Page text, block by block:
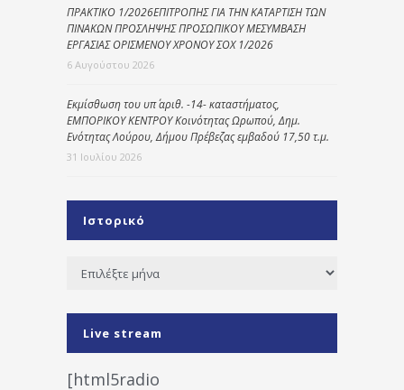
ΠΡΑΚΤΙΚΟ 1/2026ΕΠΙΤΡΟΠΗΣ ΓΙΑ ΤΗΝ ΚΑΤΑΡΤΙΣΗ ΤΩΝ
ΠΙΝΑΚΩΝ ΠΡΟΣΛΗΨΗΣ ΠΡΟΣΩΠΙΚΟΥ ΜΕΣΥΜΒΑΣΗ
ΕΡΓΑΣΙΑΣ ΟΡΙΣΜΕΝΟΥ ΧΡΟΝΟΥ ΣΟΧ 1/2026
6 Αυγούστου 2026
Εκμίσθωση του υπ΄ αριθ. -14- καταστήματος,
ΕΜΠΟΡΙΚΟΥ ΚΕΝΤΡΟΥ Κοινότητας Ωρωπού, Δημ.
Ενότητας Λούρου, Δήμου Πρέβεζας εμβαδού 17,50 τ.μ.
31 Ιουλίου 2026
Ιστορικό
Ιστορικό
Live stream
[html5radio